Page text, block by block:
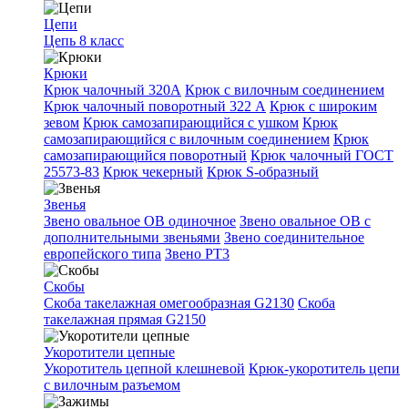
Цепи
Цепь 8 класс
Крюки
Крюк чалочный 320А Крюк с вилочным соединением
Крюк чалочный поворотный 322 А Крюк с широким
зевом Крюк самозапирающийся с ушком Крюк
самозапирающийся с вилочным соединением Крюк
самозапирающийся поворотный Крюк чалочный ГОСТ
25573-83 Крюк чекерный Крюк S-образный
Звенья
Звено овальное OB одиночное Звено овальное ОВ с
дополнительными звеньями Звено соединительное
европейского типа Звено РТ3
Скобы
Скоба такелажная омегообразная G2130 Скоба
такелажная прямая G2150
Укоротители цепные
Укоротитель цепной клешневой Крюк-укоротитель цепи
с вилочным разъемом